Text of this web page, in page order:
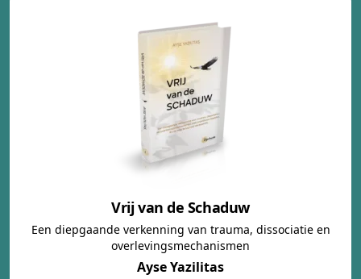
Vrij van de Schaduw
Een diepgaande verkenning van trauma, dissociatie en
overlevingsmechanismen
Ayse Yazilitas